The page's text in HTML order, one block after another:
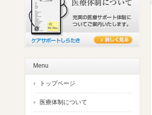
Menu
トップページ
医療体制について